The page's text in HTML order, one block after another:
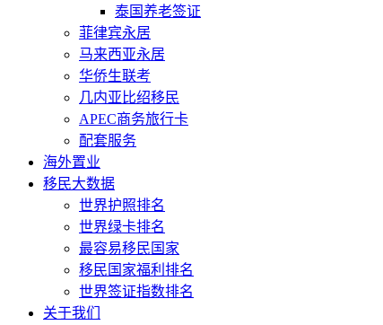
泰国养老签证
菲律宾永居
马来西亚永居
华侨生联考
几内亚比绍移民
APEC商务旅行卡
配套服务
海外置业
移民大数据
世界护照排名
世界绿卡排名
最容易移民国家
移民国家福利排名
世界签证指数排名
关于我们